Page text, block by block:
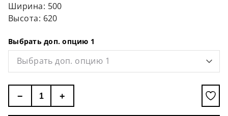
Необычная форма – необычные впечатления!
Ширина: 500
Высота: 620
Выбрать доп. опцию 1
Выбрать доп. опцию 1
− +